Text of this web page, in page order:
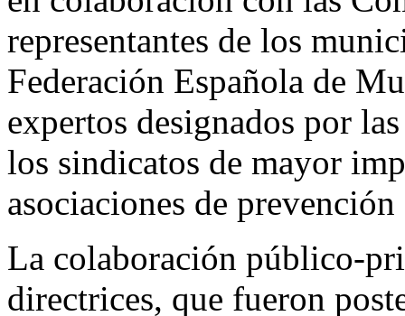
representantes de los
Federación Española de
expertos designados por
los sindicatos de mayor
asociaciones de
La colaboración público-
directrices, que fueron